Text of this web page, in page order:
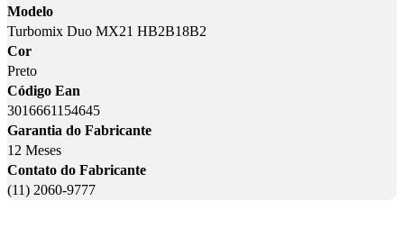
Modelo
Turbomix Duo MX21 HB2B18B2
Cor
Preto
Código Ean
3016661154645
Garantia do Fabricante
12 Meses
Contato do Fabricante
(11) 2060-9777